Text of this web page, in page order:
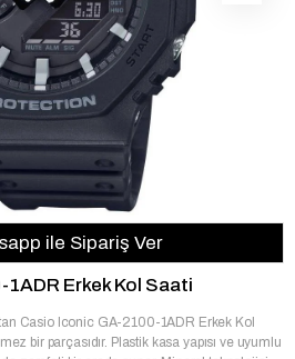
ile Sipariş Ver
Erkek Kol Saati
Casio Iconic GA-2100-1ADR Erkek Kol
bir parçasıdır. Plastik kasa yapısı ve uyumlu